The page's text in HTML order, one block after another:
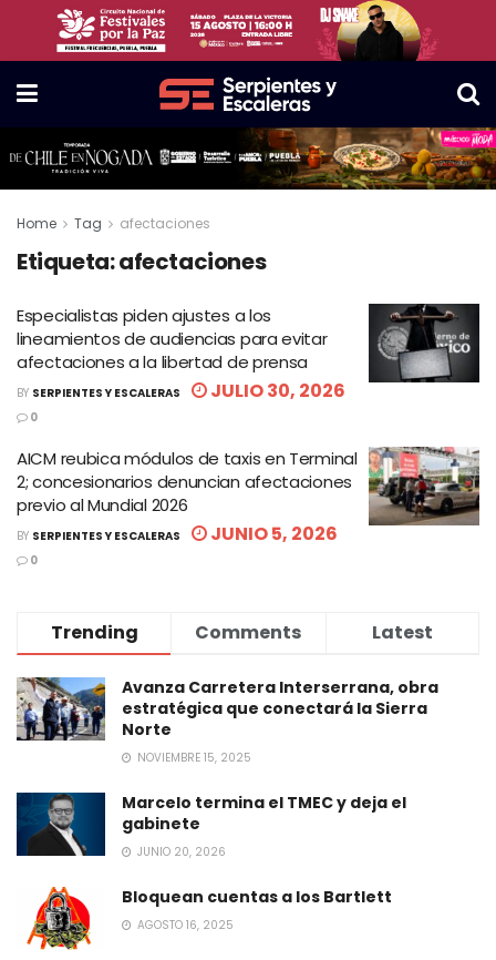
Home Tag afectaciones
Etiqueta:afectaciones
Especialistas piden ajustes a los
lineamientos de audiencias para evitar
afectaciones a la libertad de prensa
BY SERPIENTES Y ESCALERAS JULIO 30, 2026
0
AICM reubica módulos de taxis en Terminal
2; concesionarios denuncian afectaciones
previo al Mundial 2026
BY SERPIENTES Y ESCALERAS JUNIO 5, 2026
0
Trending Comments Latest
Avanza Carretera Interserrana, obra
estratégica que conectará la Sierra
Norte
NOVIEMBRE 15, 2025
Marcelo termina el TMEC y deja el
gabinete
JUNIO 20, 2026
Bloquean cuentas a los Bartlett
AGOSTO 16, 2025